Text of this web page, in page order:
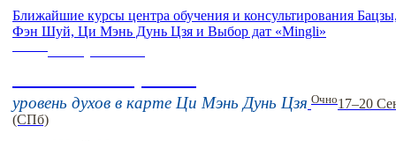
Ближайшие курсы центра обучения и консультирования
Фэн Шуй, Ци Мэнь Дунь Цзя и Выбор дат «Mingli»
уровень духов в карте Ци Мэнь Дунь Цзя Очно17–20
(СПб)